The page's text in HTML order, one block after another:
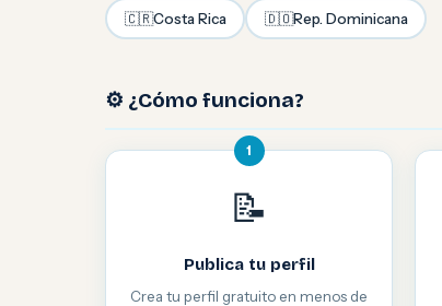
🇨🇷Costa Rica 🇩🇴Rep. Dominicana
⚙️ ¿Cómo funciona?
1
📝
Publica tu perfil
Crea tu perfil gratuito en menos de